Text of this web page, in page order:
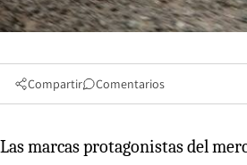
Compartir Comentarios
Las marcas protagonistas del